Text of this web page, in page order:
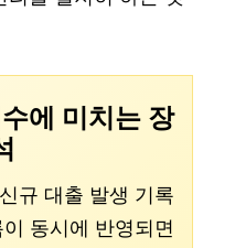
에 미치는 장
규 대출 발생 기록
동시에 반영되면